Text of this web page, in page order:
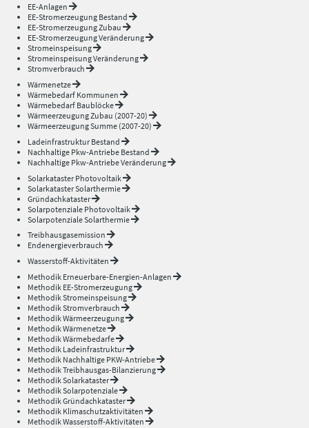
EE-Anlagen
EE-Stromerzeugung Bestand
EE-Stromerzeugung Zubau
EE-Stromerzeugung Veränderung
Stromeinspeisung
Stromeinspeisung Veränderung
Stromverbrauch
Wärmenetze
Wärmebedarf Kommunen
Wärmebedarf Baublöcke
Wärmeerzeugung Zubau (2007-20)
Wärmeerzeugung Summe (2007-20)
Ladeinfrastruktur Bestand
Nachhaltige Pkw-Antriebe Bestand
Nachhaltige Pkw-Antriebe Veränderung
Solarkataster Photovoltaik
Solarkataster Solarthermie
Gründachkataster
Solarpotenziale Photovoltaik
Solarpotenziale Solarthermie
Treibhausgasemission
Endenergieverbrauch
Wasserstoff-Aktivitäten
Methodik Erneuerbare-Energien-Anlagen
Methodik EE-Stromerzeugung
Methodik Stromeinspeisung
Methodik Stromverbrauch
Methodik Wärmeerzeugung
Methodik Wärmenetze
Methodik Wärmebedarfe
Methodik Ladeinfrastruktur
Methodik Nachhaltige PKW-Antriebe
Methodik Treibhausgas-Bilanzierung
Methodik Solarkataster
Methodik Solarpotenziale
Methodik Gründachkataster
Methodik Klimaschutzaktivitäten
Methodik Wasserstoff-Aktivitäten